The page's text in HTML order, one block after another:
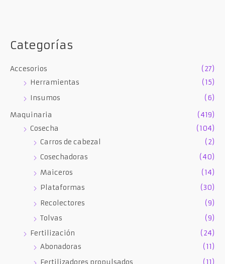
Categorías
Accesorios
(27)
Herramientas
(15)
Insumos
(6)
Maquinaria
(419)
Cosecha
(104)
Carros de cabezal
(2)
Cosechadoras
(40)
Maiceros
(14)
Plataformas
(30)
Recolectores
(9)
Tolvas
(9)
Fertilización
(24)
Abonadoras
(11)
Fertilizadores propulsados
(11)